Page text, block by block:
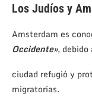
Los Judíos y
Amsterdam es
Occidente», debido
ciudad refugió y
migratorias.